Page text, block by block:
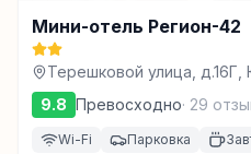
Мини-отель Регион-42
Терешковой улица, д.16Г,
9.8 Превосходно· 29
Wi-Fi Парковка